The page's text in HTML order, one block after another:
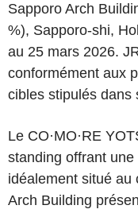
Sapporo Arch
%), Sapporo-shi,
au 25 mars 2026.
conformément aux
cibles stipulés dans
Le CO·MO·RE
standing offrant
idéalement situé au
Arch Building